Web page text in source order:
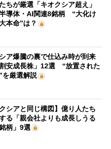
ちが厳選「キオクシア超え」
導体・AI関連8銘柄 “大化け
本命”は？
ア爆騰の裏で仕込み時が到来
安成長株」12選 “放置された
を厳選解説
クシアと同じ構図】億り人たち
る「親会社よりも成長しうる
柄」9選